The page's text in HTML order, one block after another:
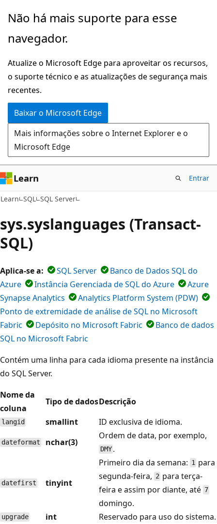
Pular
o
principal
Não há mais suporte para esse
navegador.
Atualize o Microsoft Edge para aproveitar os recursos,
o suporte técnico e as atualizações de segurança mais
recentes.
Baixar o Microsoft Edge
Mais informações sobre o Internet Explorer e o
Microsoft Edge
Learn Entrar
Learn SQL SQL Server
sys.syslanguages (Transact-
SQL)
Aplica-se a: SQL Server
Banco de Dados SQL do
Azure
Instância Gerenciada de SQL do Azure
Azure
Synapse Analytics
Analytics Platform System (PDW)
Ponto de extremidade de análise de SQL no Microsoft
Fabric
Depósito no Microsoft Fabric
Banco de dados
SQL no Microsoft Fabric
Contém uma linha para cada idioma presente na instância
do SQL Server.
Nome da
coluna
Tipo de dadosDescrição
langid smallint ID exclusiva de idioma.
dateformat nchar(3)
Ordem de data, por exemplo,
DMY .
datefirst tinyint
Primeiro dia da semana: 1 para
segunda-feira, 2 para terça-
feira e assim por diante, até 7
domingo.
upgrade int Reservado para uso do sistema.